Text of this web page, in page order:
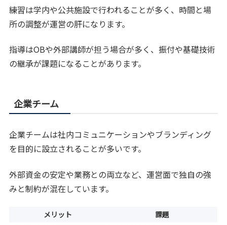
練習は学内や公共施設で行われることが多く、時間と場
所の調整が運営の肝になります。
指導はOBや外部講師が担う場合が多く、振付や基礎技術
の継承が課題になることがあります。
企業チーム
企業チームは社内コミュニケーションやブランディング
を目的に設立されることが多いです。
外部資金の安定や業務との両立など、運営面で独自の強
みと制約が混在しています。
メリット 課題